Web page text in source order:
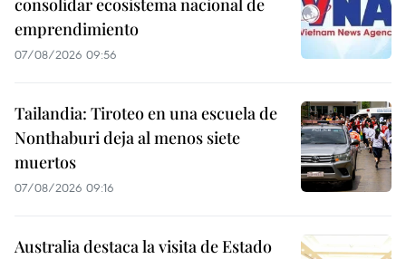
consolidar ecosistema nacional de
emprendimiento
07/08/2026 09:56
Tailandia: Tiroteo en una escuela de
Nonthaburi deja al menos siete
muertos
07/08/2026 09:16
Australia destaca la visita de Estado